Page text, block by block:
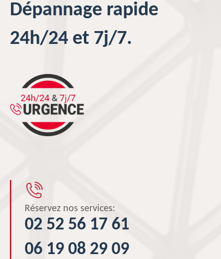
Dépannage rapide
24h/24 et 7j/7.
Réservez nos services:
02 52 56 17 61
06 19 08 29 09